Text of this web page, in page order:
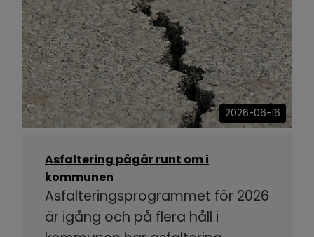
2026-06-16
Asfaltering pågår runt om i
kommunen
Asfalteringsprogrammet för 2026
är igång och på flera håll i